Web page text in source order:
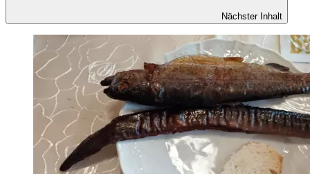
Nächster Inhalt